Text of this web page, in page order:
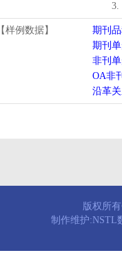
3.
【样例数据】
期刊
期刊
非刊
OA非
沿革
版权所
制作维护:NSTL